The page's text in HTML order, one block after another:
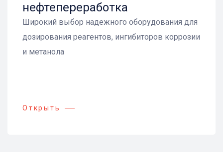
нефтепереработка
Широкий выбор надежного оборудования для
дозирования реагентов, ингибиторов коррозии
и метанола
Открыть